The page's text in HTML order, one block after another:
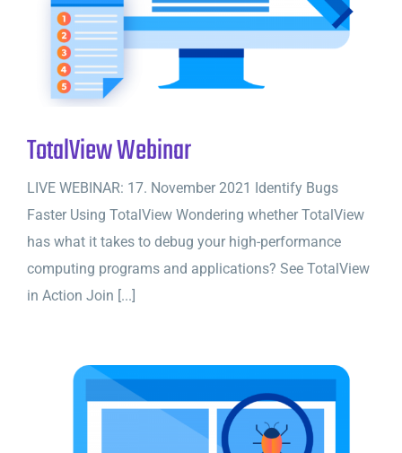
TotalView Webinar
LIVE WEBINAR: 17. November 2021 Identify Bugs
Faster Using TotalView Wondering whether TotalView
has what it takes to debug your high-performance
computing programs and applications? See TotalView
in Action Join [...]